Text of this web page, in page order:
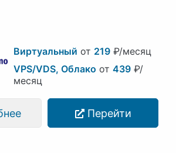
Виртуальный от 219 ₽/месяц
VPS/VDS, Облако от 439 ₽/
месяц
Перейти